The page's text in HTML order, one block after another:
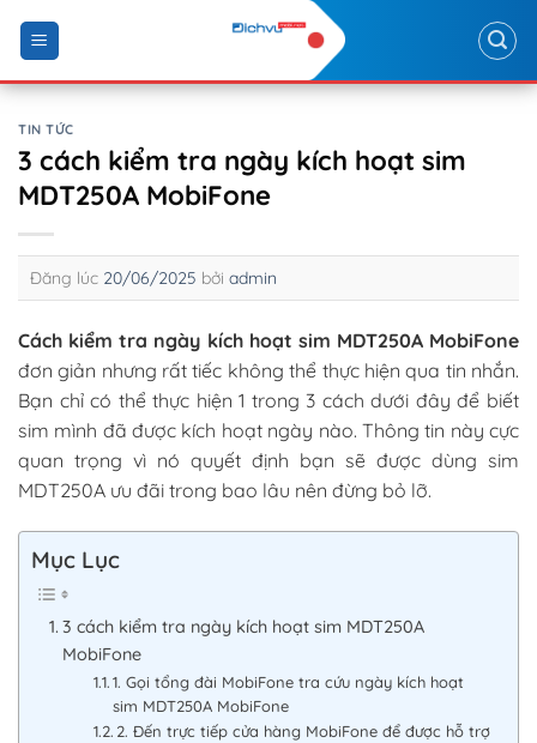
content
TIN TỨC
3 cách kiểm tra ngày kích hoạt sim
MDT250A MobiFone
Đăng lúc 20/06/2025 bởi admin
Cách kiểm tra ngày kích hoạt sim MDT250A MobiFone
đơn giản nhưng rất tiếc không thể thực hiện qua tin nhắn.
Bạn chỉ có thể thực hiện 1 trong 3 cách dưới đây để biết
sim mình đã được kích hoạt ngày nào. Thông tin này cực
quan trọng vì nó quyết định bạn sẽ được dùng sim
MDT250A ưu đãi trong bao lâu nên đừng bỏ lỡ.
Mục Lục
3 cách kiểm tra ngày kích hoạt sim MDT250A
MobiFone
1. Gọi tổng đài MobiFone tra cứu ngày kích hoạt
sim MDT250A MobiFone
2. Đến trực tiếp cửa hàng MobiFone để được hỗ trợ